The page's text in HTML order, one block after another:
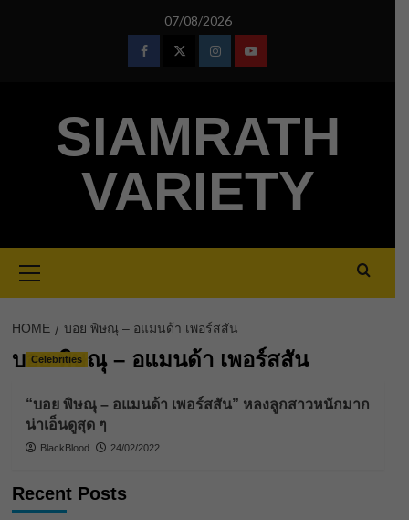
07/08/2026
FacebookTwitterInstagramYoutube
SIAMRATH
VARIETY
Menu
HOME บอย พิษณุ – อแมนด้า เพอร์สสัน
บอย พิษณุ – อแมนด้า เพอร์สสัน
Celebrities
“บอย พิษณุ – อแมนด้า เพอร์สสัน” หลงลูกสาวหนักมาก
น่าเอ็นดูสุด ๆ
BlackBlood 24/02/2022
Recent Posts